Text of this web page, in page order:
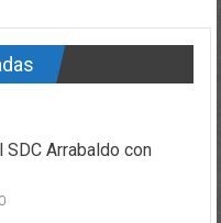
Arrabaldo con
0